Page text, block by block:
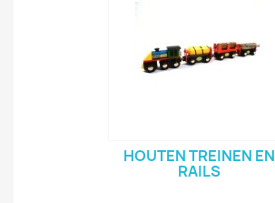
HOUTEN TREINEN EN
RAILS